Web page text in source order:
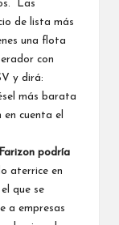
“Las
de lista más
una flota
con
y dirá:
más barata
en cuenta el
Farizon podría
aterrice en
que se
a empresas